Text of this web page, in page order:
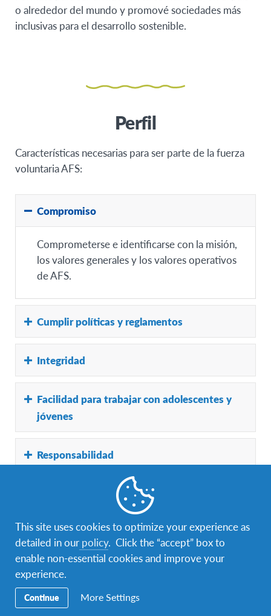
o alrededor del mundo y promové sociedades más
inclusivas para el desarrollo sostenible.
Perfil
Características necesarias para ser parte de la fuerza
voluntaria AFS:
Compromiso
Comprometerse e identificarse con la misión,
los valores generales y los valores operativos
de AFS.
Cumplir políticas y reglamentos
Aceptar y cumplir las Políticas y Reglamentos
que rigen a AFS.
Integridad
Ser una persona íntegra y de reconocida calidad
moral.
Facilidad para trabajar con adolescentes y
jóvenes
Responsabilidad
Cumplir responsablemente con los
compromisos adquiridos.
Tener deseos de trabajar por la Misión y el ideal
de AFS.
Tener capacidad de trabajar en equipo
Dinamísmo
Ser una persona dinámica y activa, dando lo
Tolerancia
This site uses cookies to optimize your experience as
detailed in our policy. Click the “accept” box to
enable non-essential cookies and improve your
experience.
Continue More Settings